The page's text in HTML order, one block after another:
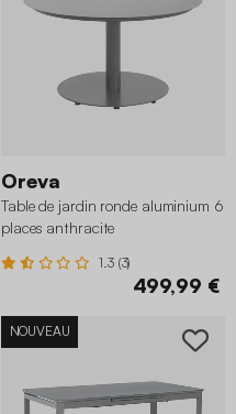
Oreva
Table de jardin ronde aluminium 6
places anthracite
1.3 (3)
499,99 €
NOUVEAU